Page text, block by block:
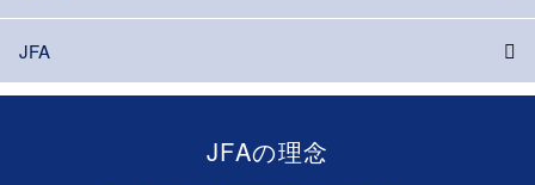
JFA
JFAの理念